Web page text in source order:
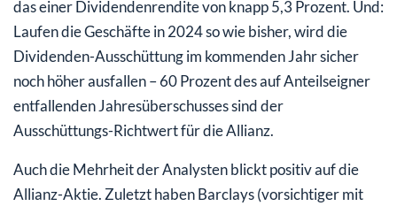
das einer Dividendenrendite von knapp 5,3 Prozent. Und:
Laufen die Geschäfte in 2024 so wie bisher, wird die
Dividenden-Ausschüttung im kommenden Jahr sicher
noch höher ausfallen – 60 Prozent des auf Anteilseigner
entfallenden Jahresüberschusses sind der
Ausschüttungs-Richtwert für die Allianz.
Auch die Mehrheit der Analysten blickt positiv auf die
Allianz-Aktie. Zuletzt haben Barclays (vorsichtiger mit